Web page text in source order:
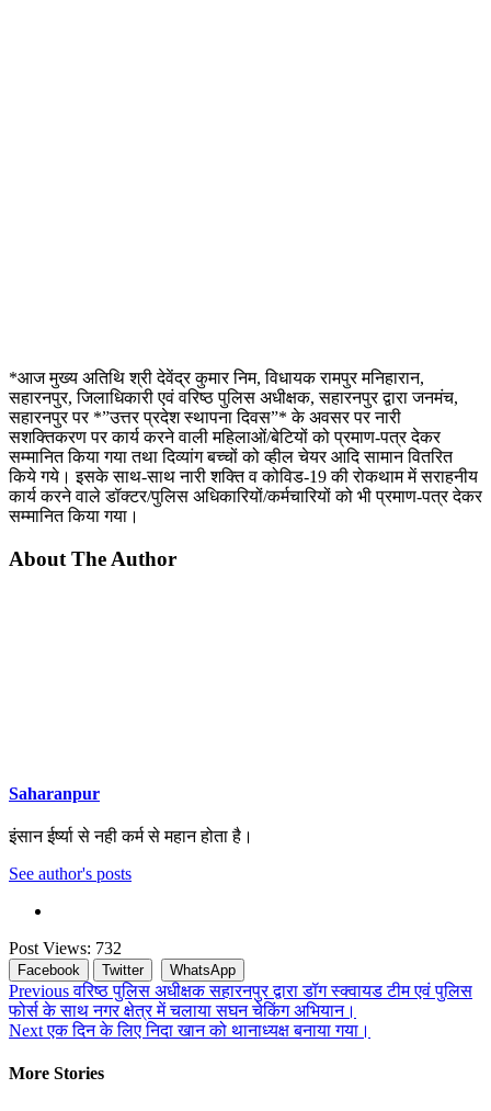
*आज मुख्य अतिथि श्री देवेंद्र कुमार निम, विधायक रामपुर मनिहारान,
सहारनपुर, जिलाधिकारी एवं वरिष्ठ पुलिस अधीक्षक, सहारनपुर द्वारा जनमंच,
सहारनपुर पर *”उत्तर प्रदेश स्थापना दिवस”* के अवसर पर नारी
सशक्तिकरण पर कार्य करने वाली महिलाओं/बेटियों को प्रमाण-पत्र देकर
सम्मानित किया गया तथा दिव्यांग बच्चों को व्हील चेयर आदि सामान वितरित
किये गये। इसके साथ-साथ नारी शक्ति व कोविड-19 की रोकथाम में सराहनीय
कार्य करने वाले डॉक्टर/पुलिस अधिकारियों/कर्मचारियों को भी प्रमाण-पत्र देकर
सम्मानित किया गया।
About The Author
Saharanpur
इंसान ईर्ष्या से नही कर्म से महान होता है।
See author's posts
Post Views: 732
Facebook Twitter WhatsApp
Continue
Reading
Previousवरिष्ठ पुलिस अधीक्षक सहारनपुर द्वारा डॉग स्क्वायड टीम एवं पुलिस
फोर्स के साथ नगर क्षेत्र में चलाया सघन चेकिंग अभियान।
Nextएक दिन के लिए निदा खान को थानाध्यक्ष बनाया गया।
More Stories